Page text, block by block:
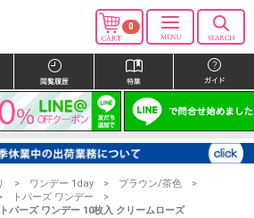
0
ワンデー 1day
ブラウン/茶色
トパーズ ワンデー
トパーズ ワンデー 10枚入 クリームローズ